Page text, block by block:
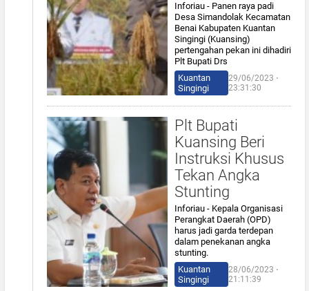
Inforiau - Panen raya padi
Desa Simandolak Kecamatan
Benai Kabupaten Kuantan
Singingi (Kuansing)
pertengahan pekan ini dihadiri
Plt Bupati Drs
Kuantan
Singingi
29/06/2023 ⋅
23:31:30
Plt Bupati
Kuansing Beri
Instruksi Khusus
Tekan Angka
Stunting
Inforiau - Kepala Organisasi
Perangkat Daerah (OPD)
harus jadi garda terdepan
dalam penekanan angka
stunting.
Kuantan
Singingi
28/06/2023 ⋅
21:11:39